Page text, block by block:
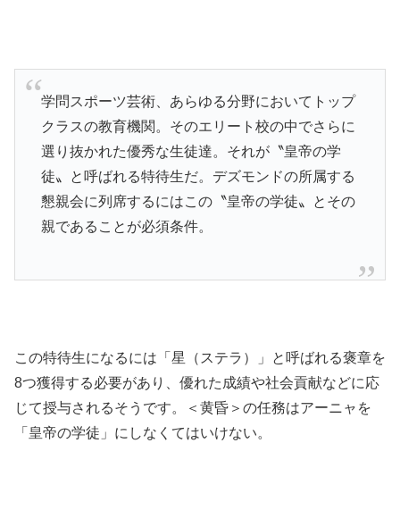
学問スポーツ芸術、あらゆる分野においてトップ
クラスの教育機関。そのエリート校の中でさらに
選り抜かれた優秀な生徒達。それが〝皇帝の学
徒〟と呼ばれる特待生だ。デズモンドの所属する
懇親会に列席するにはこの〝皇帝の学徒〟とその
親であることが必須条件。
この特待生になるには「星（ステラ）」と呼ばれる褒章を
8つ獲得する必要があり、優れた成績や社会貢献などに応
じて授与されるそうです。＜黄昏＞の任務はアーニャを
「皇帝の学徒」にしなくてはいけない。